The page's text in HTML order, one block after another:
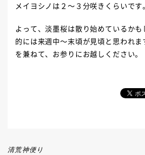
メイヨシノは２～３分咲きくらいです。
よって、淡墨桜は散り始めているか
的には来週中～末頃が見頃と思われ
を兼ねて、お参りにお越しください。
清荒神便り